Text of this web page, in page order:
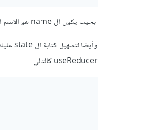
بحيث يكون ال name هو الاسم المسجل داخل ال state لهذا ال input.
useReducer كالتالي